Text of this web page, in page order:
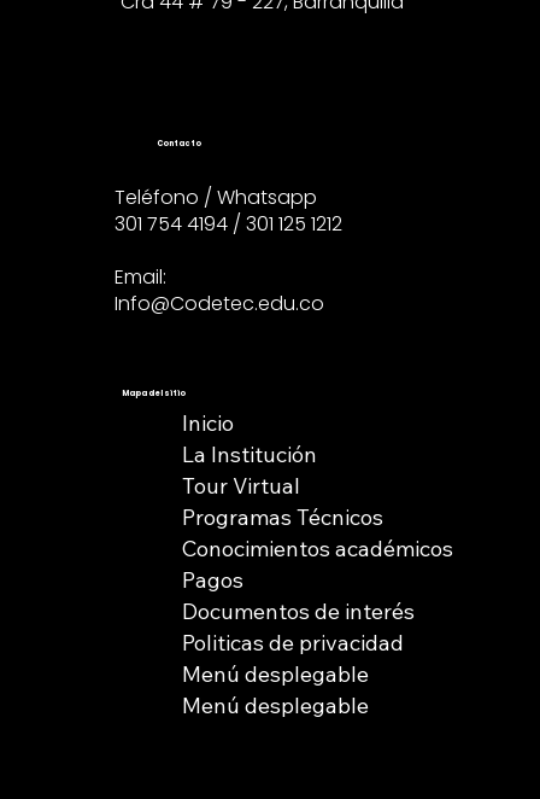
Mapa del sitio
Inicio
La Institución
Tour Virtual
Programas Técnicos
Conocimientos académicos
Pagos
Documentos de interés
Politicas de privacidad
Menú desplegable
Menú desplegable
Contacto
Teléfono / Whatsapp
301 754 4194 / 301 125 1212
Email:
Info@Codetec.edu.co